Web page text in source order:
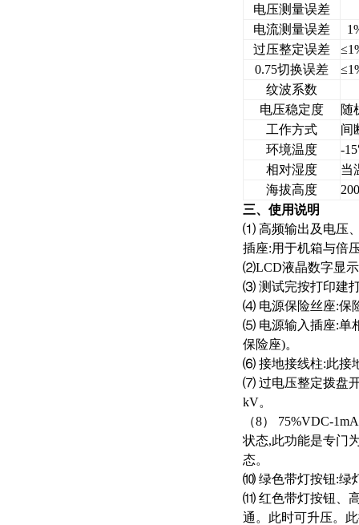
电压测量误差
电流测量误差
过压整定误差
0.75切换误差
纹波系数
电压稳定度
随
工作方式
间
环境温度
-
相对湿度
当
海拔高度
三、使用说明
⑴ 高频输出及电压
插座:用于机箱与倍
⑵LCD液晶数字显示
⑶ 测试完按打印建
⑷ 电源保险丝座:保
⑸ 电源输入插座:单
保险座)。
⑹ 接地接线柱:此接
⑺ 过电压整定拨盘
kV。
（8） 75%VDC-
状态,此功能是专门
态。
⑽ 绿色带灯按钮:绿
⑾ 红色带灯按钮、
通。此时可升压。